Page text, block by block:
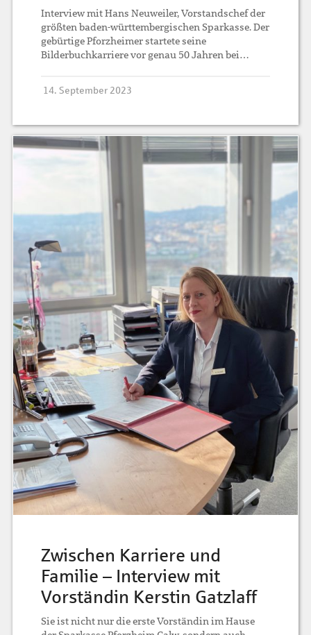
Interview mit Hans Neuweiler, Vorstandschef der
größten baden-württembergischen Sparkasse. Der
gebürtige Pforzheimer startete seine
Bilderbuchkarriere vor genau 50 Jahren bei…
14. September 2023
Zwischen Karriere und
Familie – Interview mit
Vorständin Kerstin Gatzlaff
Sie ist nicht nur die erste Vorständin im Hause